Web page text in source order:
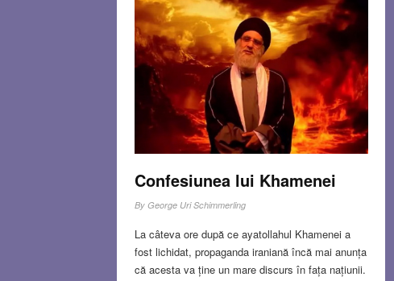
Confesiunea lui Khamenei
By George Uri Schimmerling
La câteva ore după ce ayatollahul Khamenei a
fost lichidat, propaganda iraniană încă mai anunța
că acesta va ține un mare discurs în fața națiunii.